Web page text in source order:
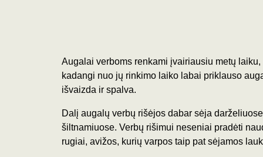
Augalai verboms renkami įvairiausiu metų laiku,
kadangi nuo jų rinkimo laiko labai priklauso
išvaizda ir spalva.
Dalį augalų verbų rišėjos dabar sėja
šiltnamiuose. Verbų rišimui neseniai pradėti
rugiai, avižos, kurių varpos taip pat sėjamos